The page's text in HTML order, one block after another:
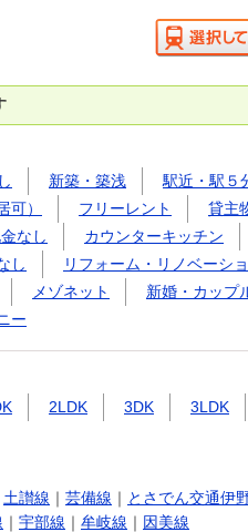
新築・築浅 駅近・駅５
可） フリーレント 貸主
なし カウンターキッチン
し リフォーム・リノベーシ
メゾネット 新婚・カップ
ー
2LDK 3DK 3LDK
土讃線 ｜ 芸備線 ｜ とさでん交通伊
｜ 宇部線 ｜ 牟岐線 ｜ 因美線